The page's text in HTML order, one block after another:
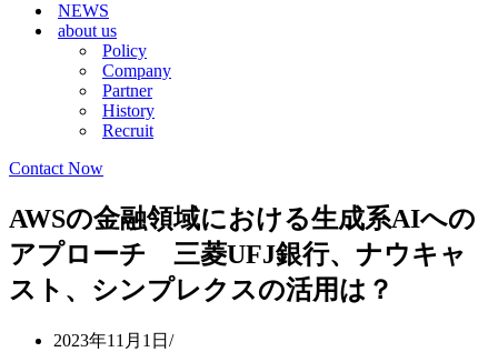
シ
ョ
NEWS
about us
Policy
Company
Partner
History
Recruit
Contact Now
AWSの金融領域における生成系AIへの
アプローチ 三菱UFJ銀行、ナウキャ
スト、シンプレクスの活用は？
2023年11月1日